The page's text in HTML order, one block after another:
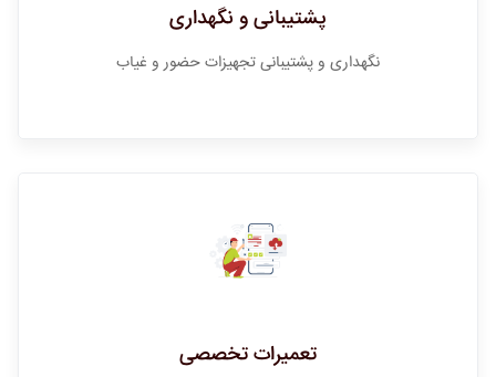
پشتیبانی و نگهداری
نگهداری و پشتیبانی تجهیزات حضور و غیاب
تعمیرات تخصصی